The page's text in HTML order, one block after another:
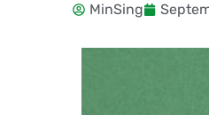
MinSing